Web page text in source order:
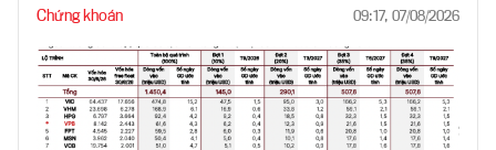
Chứng khoán 09:17, 07/08/2026